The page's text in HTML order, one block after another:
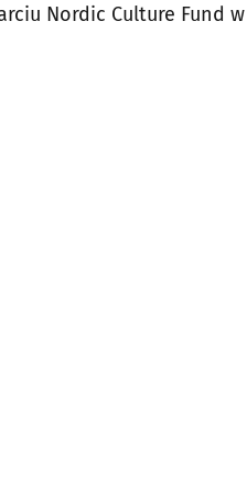
Nordic Culture Fund